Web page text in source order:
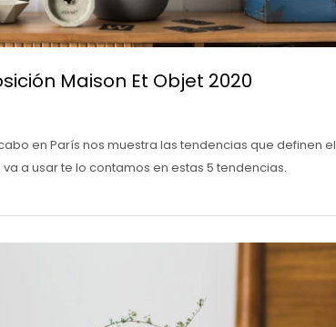
Maison Et Objet 2020
en París nos muestra las tendencias que definen el
a usar te lo contamos en estas 5 tendencias.